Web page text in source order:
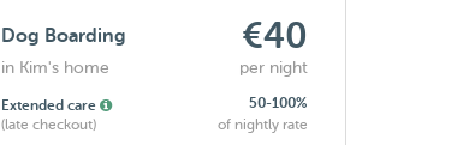
Dog Boarding €40
in Kim's home per night
Extended care
50-100%
(late checkout)
of nightly rate